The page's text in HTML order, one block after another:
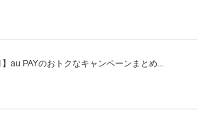
】au PAYのおトクなキャンペーンまとめ...